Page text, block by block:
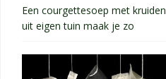
Een courgettesoep met kruiden
uit eigen tuin maak je zo